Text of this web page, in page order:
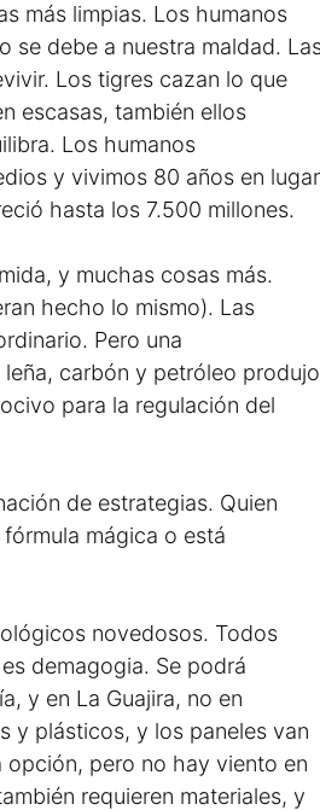
más limpias. Los humanos
se debe a nuestra maldad.
Los tigres cazan lo que
escasas, también ellos
Los humanos
y vivimos 80 años en lugar
hasta los 7.500 millones.
y muchas cosas más.
hecho lo mismo). Las
Pero una
carbón y petróleo produjo
para la regulación del
de estrategias. Quien
mágica o está
novedosos. Todos
demagogia. Se podrá
y en La Guajira, no en
y plásticos, y los paneles van
opción, pero no hay viento en
requieren materiales, y